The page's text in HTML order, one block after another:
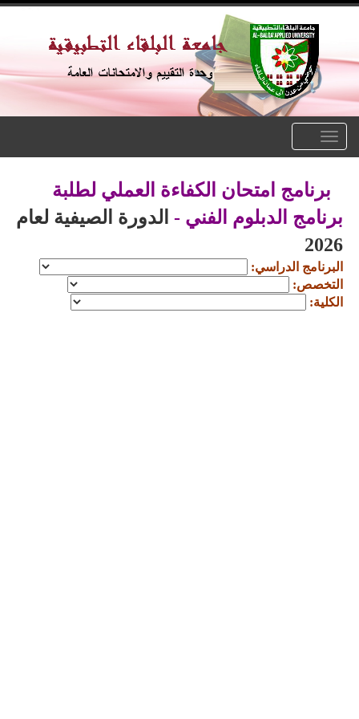
navigation
برنامج امتحان الكفاءة العملي لطلبة
برنامج الدبلوم الفني - الدورة الصيفية لعام
2026
البرنامج الدراسي:
التخصص:
الكلية: